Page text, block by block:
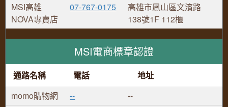
MSI高雄
NOVA專賣店
07-767-0175
高雄市鳳山區文濱路
138號1F 112櫃
MSI電商標章認證
通路名稱 電話
地址
momo購物網
--
--